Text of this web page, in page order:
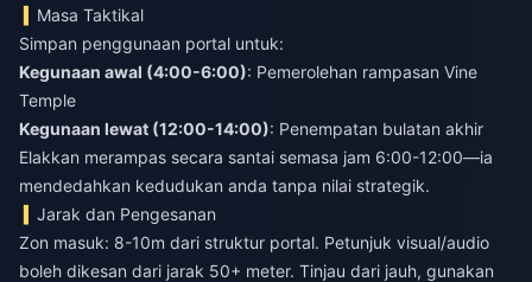
Masa Taktikal
Simpan penggunaan portal untuk:
Kegunaan awal (4:00-6:00): Pemerolehan rampasan Vine
Temple
Kegunaan lewat (12:00-14:00): Penempatan bulatan akhir
Elakkan merampas secara santai semasa jam 6:00-12:00—ia
mendedahkan kedudukan anda tanpa nilai strategik.
Jarak dan Pengesanan
Zon masuk: 8-10m dari struktur portal. Petunjuk visual/audio
boleh dikesan dari jarak 50+ meter. Tinjau dari jauh, gunakan